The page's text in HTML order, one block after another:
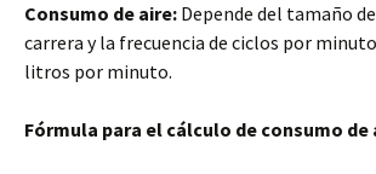
Consumo de aire: Depende del tamaño
carrera y la frecuencia de ciclos por
litros por minuto.
Fórmula para el cálculo de consumo de